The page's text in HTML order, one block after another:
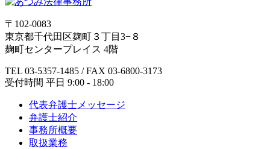
〒102-0083
東京都千代田区麹町３丁目3−８
麹町センタープレイス 4階
TEL 03-5357-1485 / FAX 03-6800-3173
受付時間 平日 9:00 - 18:00
代表弁護士メッセージ
弁護士紹介
事務所概要
取扱業務